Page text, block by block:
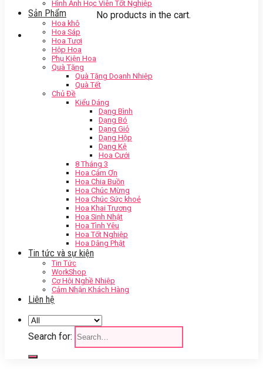
No products in the cart.
Hình Ảnh Học Viên Tốt Nghiệp
Sản Phẩm
Hoa khô
Hoa Sáp
Hoa Tươi
Hộp Hoa
Phụ Kiện Hoa
Quà Tặng
Quà Tặng Doanh Nhiệp
Quà Tết
Chủ Đề
Kiểu Dáng
Dạng Bình
Dạng Bó
Dạng Giỏ
Dạng Hộp
Dạng Kệ
Hoa Cưới
8 Tháng 3
Hoa Cảm Ơn
Hoa Chia Buồn
Hoa Chúc Mừng
Hoa Chúc Sức khoẻ
Hoa Khai Trương
Hoa Sinh Nhật
Hoa Tình Yêu
Hoa Tốt Nghiệp
Hoa Dâng Phật
Tin tức và sự kiện
Tin Tức
WorkShop
Cơ Hội Nghề Nhiệp
Cảm Nhận Khách Hàng
Liên hệ
Search for: